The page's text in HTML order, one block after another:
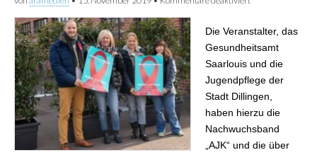
Tag 2019 mit
MAAS ATTACK
Die Veranstalter, das
Gesundheitsamt
Saarlouis und die
Jugendpflege der
Stadt Dillingen,
haben hierzu die
Nachwuchsband
„AJK“ und die über